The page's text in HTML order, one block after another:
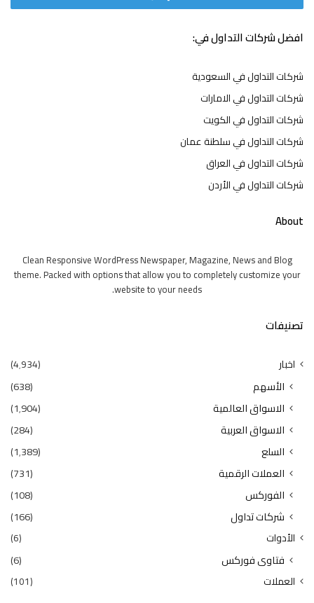
افضل شركات التداول في:
شركات التداول في السعودية
شركات التداول في الامارات
شركات التداول في الكويت
شركات التداول في سلطنة عمان
شركات التداول في العراق
شركات التداول في الأردن
About
Clean Responsive WordPress Newspaper, Magazine, News and Blog
theme. Packed with options that allow you to completely customize your
website to your needs.
تصنيفات
اخبار (4٬934)
الأسهم
(638)
الاسواق العالمية
(1٬904)
الاسواق العربية
(284)
السلع
(1٬389)
العملات الرقمية
(731)
الفوركس
(108)
شركات تداول
(166)
الأدوات (6)
فتاوى فوركس (6)
العملات (101)